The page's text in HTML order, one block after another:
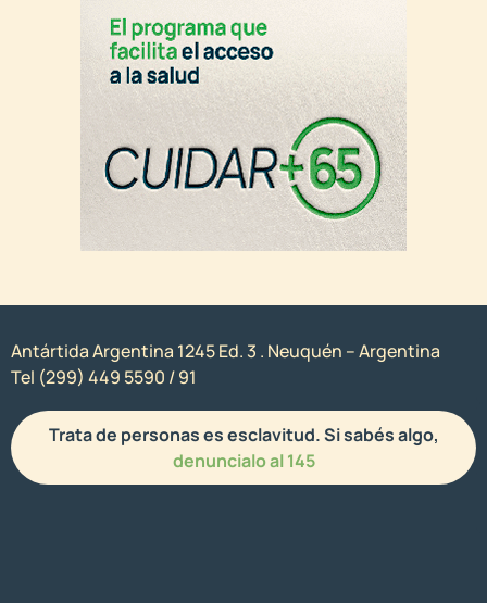
Antártida Argentina 1245 Ed. 3 . Neuquén – Argentina
Tel (299) 449 5590 / 91
Trata de personas es esclavitud. Si sabés algo,
denuncialo al 145